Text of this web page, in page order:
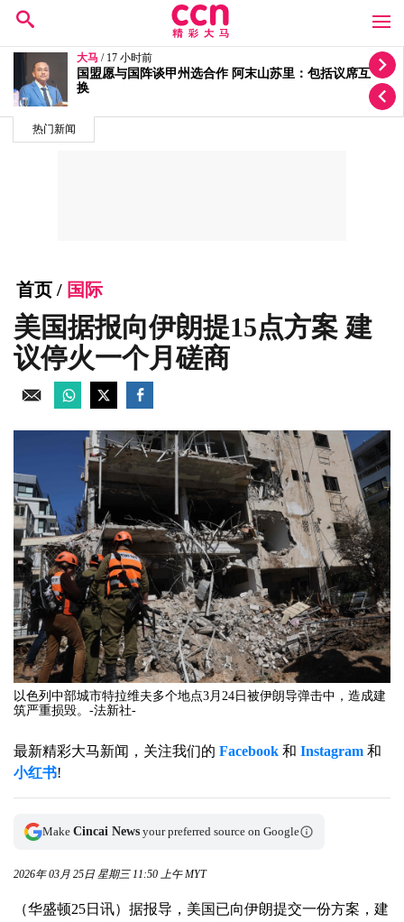
热门新闻
大马 / 19 小时前
哈迪说法被打脸 阿末山苏里：土团党仍是国盟成员
首页 / 国际
美国据报向伊朗提15点方案 建
议停火一个月磋商
以色列中部城市特拉维夫多个地点3月24日被伊朗导弹击中，造成建
筑严重损毁。-法新社-
最新精彩大马新闻，关注我们的 Facebook 和 Instagram 和
小红书!
Make Cincai News your preferred source on Google
2026年 03月 25日 星期三 11:50 上午 MYT
（华盛顿25日讯）据报导，美国已向伊朗提交一份方案，建